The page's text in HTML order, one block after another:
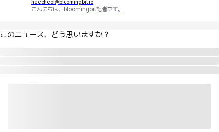
heecheol@bloomingbit.io
こんにちは、bloomingbit記者です。
このニュース、どう思いますか？